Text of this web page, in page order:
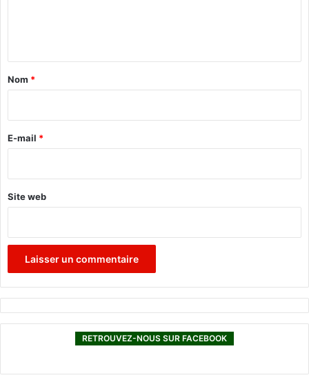
a
e
Nom *
E-mail *
Site web
RETROUVEZ-NOUS SUR FACEBOOK